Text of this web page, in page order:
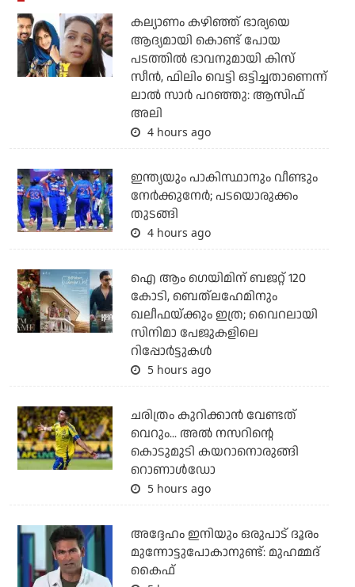
കല്യാണം കഴിഞ്ഞ് ഭാര്യയെ
ആദ്യമായി കൊണ്ട് പോയ
പടത്തില്‍ ഭാവനുമായി കിസ്
സീന്‍, ഫിലിം വെട്ടി ഒട്ടിച്ചതാണെന്ന്
ലാല്‍ സാര്‍ പറഞ്ഞു: ആസിഫ്
അലി
4 hours ago
ഇന്ത്യയും പാകിസ്ഥാനും വീണ്ടും
നേര്‍ക്കുനേര്‍; പടയൊരുക്കം
തുടങ്ങി
4 hours ago
ഐ ആം ഗെയിമിന് ബജറ്റ് 120
കോടി, ബെത്‌ലഹേമിനും
ഖലീഫയ്ക്കും ഇത്ര; വൈറലായി
സിനിമാ പേജുകളിലെ
റിപ്പോര്‍ട്ടുകള്‍
5 hours ago
ചരിത്രം കുറിക്കാന്‍ വേണ്ടത്
വെറും... അല്‍ നസറിന്റെ
കൊടുമുടി കയറാനൊരുങ്ങി
റൊണാള്‍ഡോ
5 hours ago
അദ്ദേഹം ഇനിയും ഒരുപാട് ദൂരം
മുന്നോട്ടുപോകാനുണ്ട്: മുഹമ്മദ്
കൈഫ്